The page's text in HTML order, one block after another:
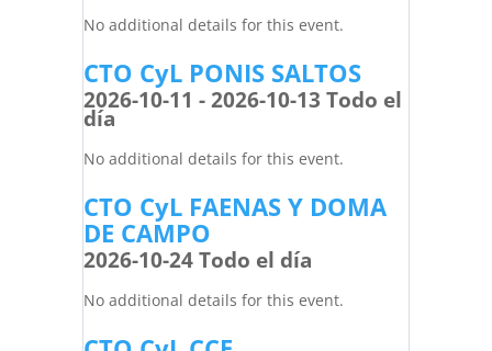
No additional details for this event.
CTO CyL PONIS SALTOS
2026-10-11 - 2026-10-13 Todo el
día
No additional details for this event.
CTO CyL FAENAS Y DOMA
DE CAMPO
2026-10-24 Todo el día
No additional details for this event.